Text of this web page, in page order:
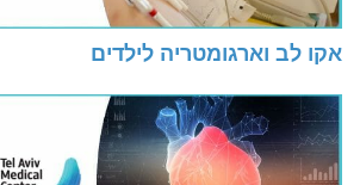
אקו לב וארגומטריה לילדים